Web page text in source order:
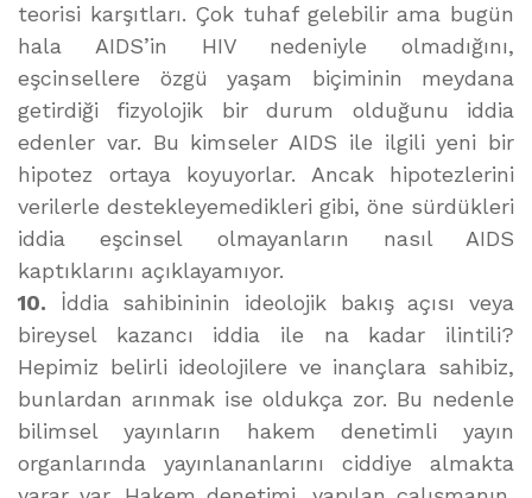
teorisi karşıtları. Çok tuhaf gelebilir ama bugün
hala AIDS’in HIV nedeniyle olmadığını,
eşcinsellere özgü yaşam biçiminin meydana
getirdiği fizyolojik bir durum olduğunu iddia
edenler var. Bu kimseler AIDS ile ilgili yeni bir
hipotez ortaya koyuyorlar. Ancak hipotezlerini
verilerle destekleyemedikleri gibi, öne sürdükleri
iddia eşcinsel olmayanların nasıl AIDS
kaptıklarını açıklayamıyor.
10. İddia sahibininin ideolojik bakış açısı veya
bireysel kazancı iddia ile na kadar ilintili?
Hepimiz belirli ideolojilere ve inançlara sahibiz,
bunlardan arınmak ise oldukça zor. Bu nedenle
bilimsel yayınların hakem denetimli yayın
organlarında yayınlananlarını ciddiye almakta